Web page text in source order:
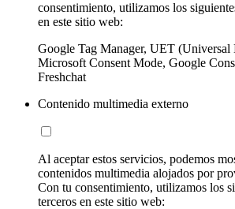
consentimiento, utilizamos los
en este sitio web:
Google Tag Manager, UET (Universal
Microsoft Consent Mode, Google
Freshchat
Contenido multimedia externo
Al aceptar estos servicios, podemos
contenidos multimedia alojados por
Con tu consentimiento, utilizamos los
terceros en este sitio web: